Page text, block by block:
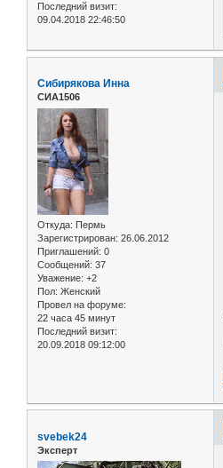
Последний визит:
09.04.2018 22:46:50
Сибирякова Инна
СИА1506
Откуда: Пермь
Зарегистрирован: 26.06.2012
Приглашений: 0
Сообщений: 37
Уважение: +2
Пол: Женский
Провел на форуме:
22 часа 45 минут
Последний визит:
20.09.2018 09:12:00
svebek24
Эксперт